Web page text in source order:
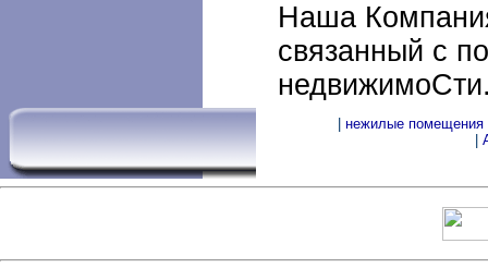
Наша
связанный с
нежилые помещения